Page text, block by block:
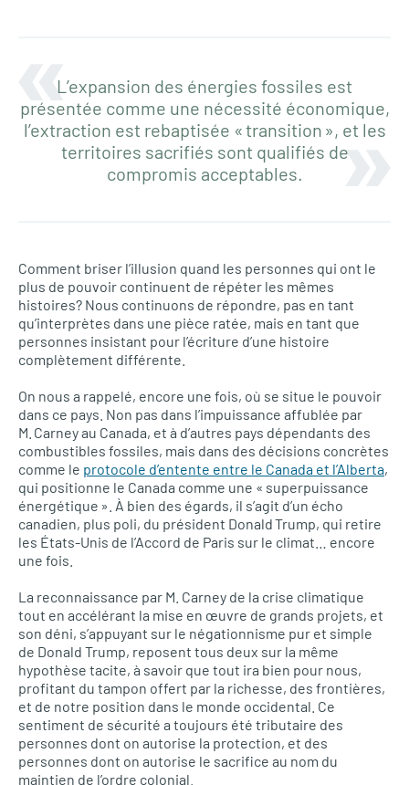
L’expansion des énergies fossiles est
présentée comme une nécessité économique,
l’extraction est rebaptisée « transition », et les
territoires sacrifiés sont qualifiés de
compromis acceptables.
Comment briser l’illusion quand les personnes qui ont le
plus de pouvoir continuent de répéter les mêmes
histoires? Nous continuons de répondre, pas en tant
qu’interprètes dans une pièce ratée, mais en tant que
personnes insistant pour l’écriture d’une histoire
complètement différente.
On nous a rappelé, encore une fois, où se situe le pouvoir
dans ce pays. Non pas dans l’impuissance affublée par
M. Carney au Canada, et à d’autres pays dépendants des
combustibles fossiles, mais dans des décisions concrètes
comme le protocole d’entente entre le Canada et l’Alberta,
qui positionne le Canada comme une « superpuissance
énergétique ». À bien des égards, il s’agit d’un écho
canadien, plus poli, du président Donald Trump, qui retire
les États-Unis de l’Accord de Paris sur le climat… encore
une fois.
La reconnaissance par M. Carney de la crise climatique
tout en accélérant la mise en œuvre de grands projets, et
son déni, s’appuyant sur le négationnisme pur et simple
de Donald Trump, reposent tous deux sur la même
hypothèse tacite, à savoir que tout ira bien pour nous,
profitant du tampon offert par la richesse, des frontières,
et de notre position dans le monde occidental. Ce
sentiment de sécurité a toujours été tributaire des
personnes dont on autorise la protection, et des
personnes dont on autorise le sacrifice au nom du
maintien de l’ordre colonial.